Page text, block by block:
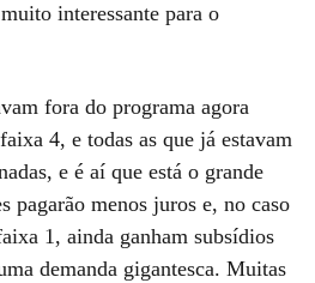
interessante para o
fora do programa agora
4, e todas as que já estavam
e é aí que está o grande
pagarão menos juros e, no caso
1, ainda ganham subsídios
demanda gigantesca. Muitas